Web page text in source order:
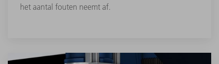
het aantal fouten neemt af.